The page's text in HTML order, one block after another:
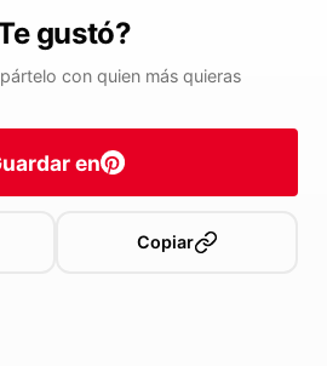
gustó?
con quien más quieras
en
Copiar